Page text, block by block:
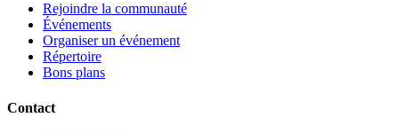
Rejoindre la communauté
Événements
Organiser un événement
Répertoire
Bons plans
Contact